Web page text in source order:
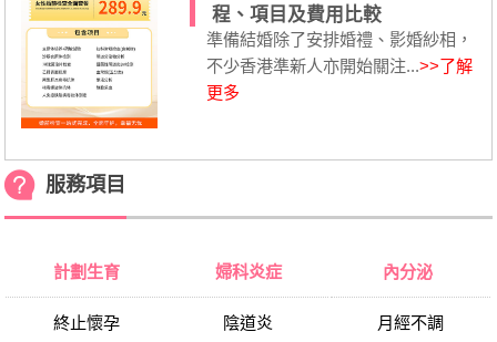
程、項目及費用比較
準備結婚除了安排婚禮、影婚紗相，
不少香港準新人亦開始關注...>>了解
更多
服務項目
計劃生育
終止懷孕
婦科炎症
陰道炎
內分泌
月經不調